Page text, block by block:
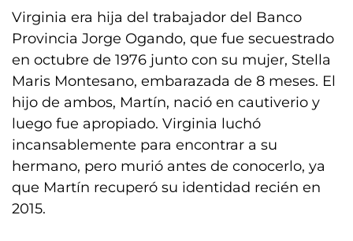
Virginia era hija del trabajador del Banco
Provincia Jorge Ogando, que fue secuestrado
en octubre de 1976 junto con su mujer, Stella
Maris Montesano, embarazada de 8 meses. El
hijo de ambos, Martín, nació en cautiverio y
luego fue apropiado. Virginia luchó
incansablemente para encontrar a su
hermano, pero murió antes de conocerlo, ya
que Martín recuperó su identidad recién en
2015.